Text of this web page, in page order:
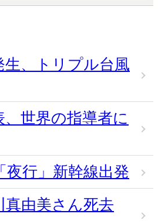
生、トリプル台風
、世界の指導者に
夜行」新幹線出発
真由美さん死去